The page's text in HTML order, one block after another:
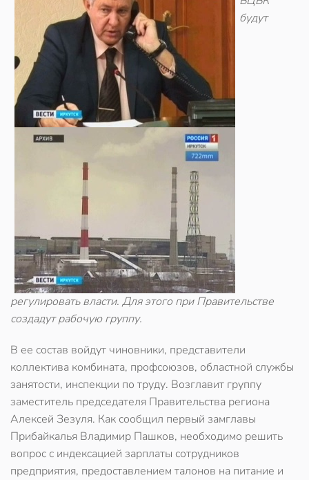
будут
регулировать власти. Для этого при Правительстве
создадут рабочую группу.
В ее состав войдут чиновники, представители
коллектива комбината, профсоюзов, областной службы
занятости, инспекции по труду. Возглавит группу
заместитель председателя Правительства региона
Алексей Зезуля. Как сообщил первый замглавы
Прибайкалья Владимир Пашков, необходимо решить
вопрос с индексацией зарплаты сотрудников
предприятия, предоставлением талонов на питание и